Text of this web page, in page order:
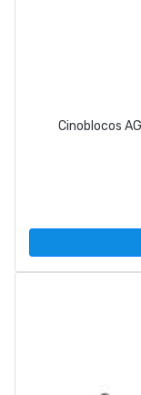
Cinoblocos